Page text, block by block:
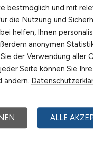
bestmöglich und mit
die Nutzung und
helfen, Ihnen
anonymen
der Verwendung aller
Seite können Sie Ihre
ändern.
ALLE